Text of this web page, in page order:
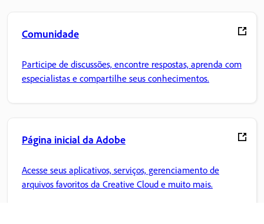
Comunidade
Participe de discussões, encontre respostas, aprenda com
especialistas e compartilhe seus conhecimentos.
Página inicial da Adobe
Acesse seus aplicativos, serviços, gerenciamento de
arquivos favoritos da Creative Cloud e muito mais.